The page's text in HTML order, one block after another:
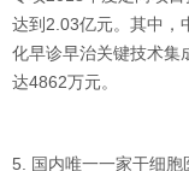
达到2.03亿元。其中，
化早诊早治关键技术集
达4862万元。
5. 国内唯一一家干细